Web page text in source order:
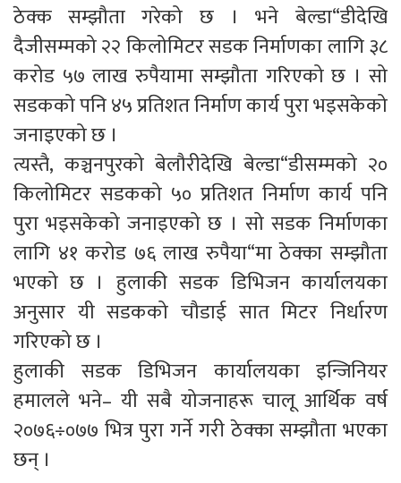
ठेक्क सम्झौता गरेको छ । भने बेल्डा“डीदेखि
दैजीसम्मको २२ किलोमिटर सडक निर्माणका लागि ३८
करोड ५७ लाख रुपैयामा सम्झौता गरिएको छ । सो
सडकको पनि ४५ प्रतिशत निर्माण कार्य पुरा भइसकेको
जनाइएको छ ।
त्यस्तै, कञ्चनपुरको बेलौरीदेखि बेल्डा“डीसम्मको २०
किलोमिटर सडकको ५० प्रतिशत निर्माण कार्य पनि
पुरा भइसकेको जनाइएको छ । सो सडक निर्माणका
लागि ४१ करोड ७६ लाख रुपैया“मा ठेक्का सम्झौता
भएको छ । हुलाकी सडक डिभिजन कार्यालयका
अनुसार यी सडकको चौडाई सात मिटर निर्धारण
गरिएको छ ।
हुलाकी सडक डिभिजन कार्यालयका इन्जिनियर
हमालले भने– यी सबै योजनाहरू चालू आर्थिक वर्ष
२०७६÷०७७ भित्र पुरा गर्ने गरी ठेक्का सम्झौता भएका
छन् ।